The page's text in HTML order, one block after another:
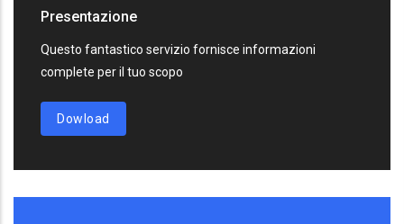
Presentazione
Questo fantastico servizio fornisce informazioni
complete per il tuo scopo
Dowload